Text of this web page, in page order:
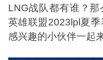
LNG战队都有谁？
英雄联盟2023lpl夏季
感兴趣的小伙伴一起